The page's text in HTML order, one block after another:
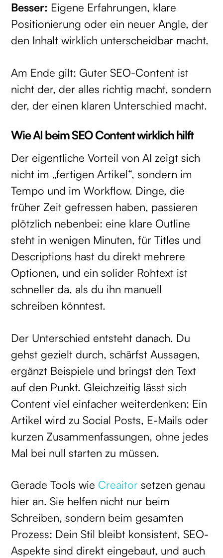
Besser: Eigene Erfahrungen, klare
Positionierung oder ein neuer Angle, der
den Inhalt wirklich unterscheidbar macht.
Am Ende gilt: Guter SEO-Content ist
nicht der, der alles richtig macht, sondern
der, der einen klaren Unterschied macht.
Wie AI beim SEO Content wirklich hilft
Der eigentliche Vorteil von AI zeigt sich
nicht im „fertigen Artikel“, sondern im
Tempo und im Workflow. Dinge, die
früher Zeit gefressen haben, passieren
plötzlich nebenbei: eine klare Outline
steht in wenigen Minuten, für Titles und
Descriptions hast du direkt mehrere
Optionen, und ein solider Rohtext ist
schneller da, als du ihn manuell
schreiben könntest.
Der Unterschied entsteht danach. Du
gehst gezielt durch, schärfst Aussagen,
ergänzt Beispiele und bringst den Text
auf den Punkt. Gleichzeitig lässt sich
Content viel einfacher weiterdenken: Ein
Artikel wird zu Social Posts, E-Mails oder
kurzen Zusammenfassungen, ohne jedes
Mal bei null starten zu müssen.
Gerade Tools wie Creaitor setzen genau
hier an. Sie helfen nicht nur beim
Schreiben, sondern beim gesamten
Prozess: Dein Stil bleibt konsistent, SEO-
Aspekte sind direkt eingebaut, und auch